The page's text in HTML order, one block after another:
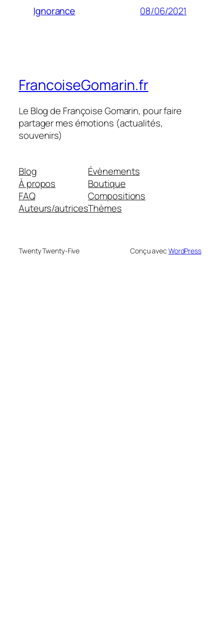
Ignorance 08/06/2021
FrancoiseGomarin.fr
Le Blog de Françoise Gomarin, pour faire
partager mes émotions (actualités,
souvenirs)
Blog
À propos
FAQ
Auteurs/autrices
Évènements
Boutique
Compositions
Thèmes
Twenty Twenty-Five Conçu avec WordPress